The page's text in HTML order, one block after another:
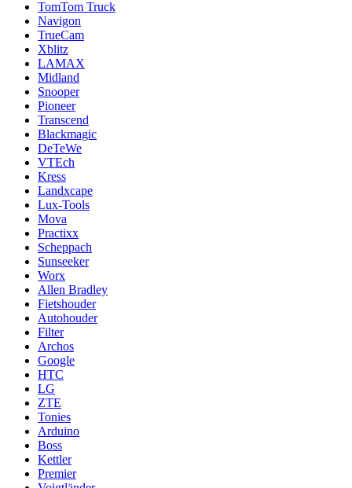
TomTom Truck
Navigon
TrueCam
Xblitz
LAMAX
Midland
Snooper
Pioneer
Transcend
Blackmagic
DeTeWe
VTEch
Kress
Landxcape
Lux-Tools
Mova
Practixx
Scheppach
Sunseeker
Worx
Allen Bradley
Fietshouder
Autohouder
Filter
Archos
Google
HTC
LG
ZTE
Tonies
Arduino
Boss
Kettler
Premier